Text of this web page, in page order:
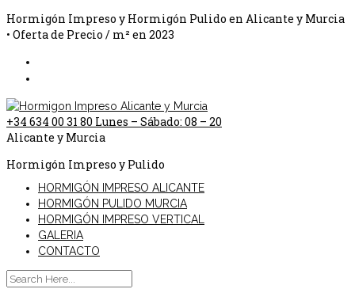
Hormigón Impreso y Hormigón Pulido en Alicante y Murcia
• Oferta de Precio / m² en 2023
+34 634 00 31 80 Lunes – Sábado: 08 – 20
Alicante y Murcia
Hormigón Impreso y Pulido
HORMIGÓN IMPRESO ALICANTE
HORMIGÓN PULIDO MURCIA
HORMIGÓN IMPRESO VERTICAL
GALERIA
CONTACTO